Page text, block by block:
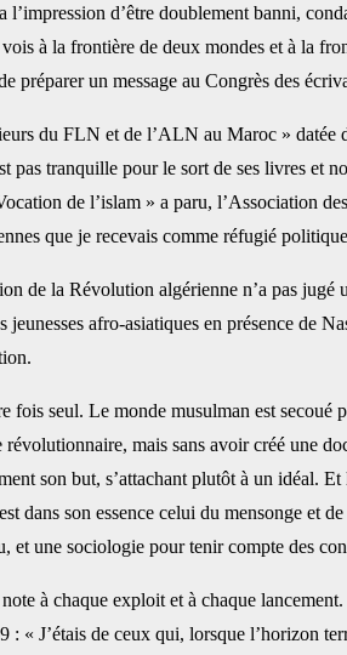
d’être doublement banni,
à la frontière de deux mondes et à la
un ‎message au Congrès des
du FLN et de l’ALN au Maroc »
tranquille pour le sort de ses livres et
de l’islam » ‎a paru, l’Association
que je recevais comme réfugié
de la Révolution algérienne n’a pas
afro-asiatiques en présence de
seul. Le monde musulman est secoué
mais sans avoir créé une
son but, s’attachant ‎plutôt à un idéal.
son essence celui du mensonge et
une sociologie pour tenir compte des
à chaque exploit et à chaque
J’étais de ceux qui, lorsque l’horizon